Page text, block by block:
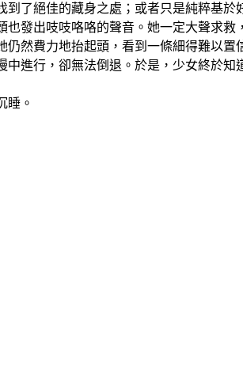
了絕佳的藏身之處；或者只是純粹基
發出吱吱咯咯的聲音。她一定大聲求
然費力地抬起頭，看到一條細得難以
進行，卻無法倒退。於是，少女終於知
睡。